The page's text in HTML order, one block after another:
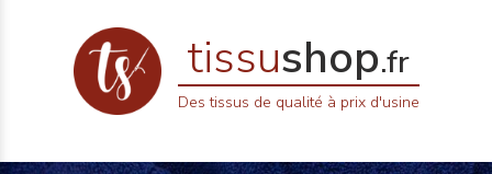
tissushop.fr
Des tissus de qualité à prix d'usine